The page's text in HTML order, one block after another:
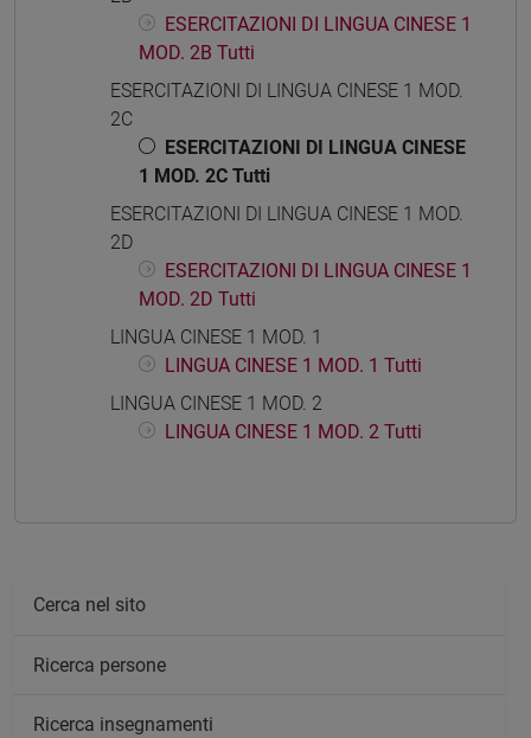
ESERCITAZIONI DI LINGUA CINESE 1
MOD. 2B Tutti
ESERCITAZIONI DI LINGUA CINESE 1 MOD.
2C
ESERCITAZIONI DI LINGUA CINESE
1 MOD. 2C Tutti
ESERCITAZIONI DI LINGUA CINESE 1 MOD.
2D
ESERCITAZIONI DI LINGUA CINESE 1
MOD. 2D Tutti
LINGUA CINESE 1 MOD. 1
LINGUA CINESE 1 MOD. 1 Tutti
LINGUA CINESE 1 MOD. 2
LINGUA CINESE 1 MOD. 2 Tutti
Cerca nel sito
Ricerca persone
Ricerca insegnamenti